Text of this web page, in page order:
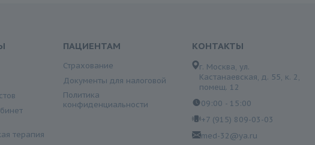
терапия
ПАЦИЕНТАМ
Страхование
Документы для налоговой
Политика
конфиденциальности
КОНТАКТЫ
г. Москва, ул.
Кастанаевская, д. 55, к. 2,
помещ. 12
09:00 - 15:00
+7 (915) 809-03-03
med-32@ya.ru